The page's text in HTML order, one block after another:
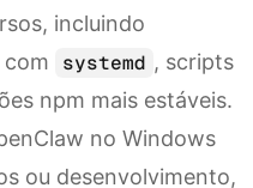
incluindo
systemd , scripts
npm mais estáveis.
no Windows
ou desenvolvimento,